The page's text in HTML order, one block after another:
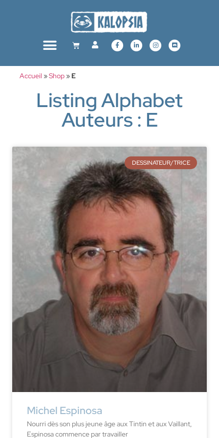
Accueil »Shop » E
Listing Alphabet
Auteurs : E
DESSINATEUR/TRICE
Michel Espinosa
Nourri dès son plus jeune âge aux Tintin et aux Vaillant,
Espinosa commence par travailler